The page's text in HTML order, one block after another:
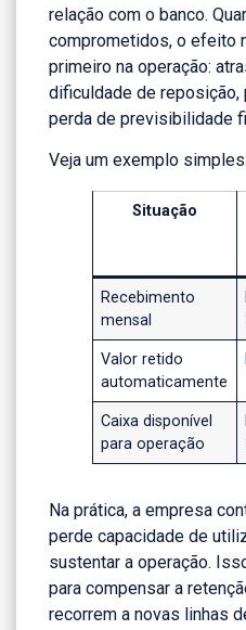
relação com o banco.
comprometidos, o efeito
primeiro na operação:
dificuldade de
perda de previsibilidade
Veja um exemplo simples:
Situação
Recebimento
mensal
Valor retido
automaticamente
Caixa disponível
para operação
Na prática, a empresa
perde capacidade de
sustentar a operação.
para compensar a
recorrem a novas linhas